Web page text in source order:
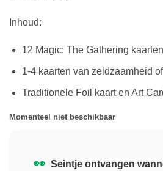
Inhoud:
12 Magic: The Gathering kaarten
1-4 kaarten van zeldzaamheid
Traditionele Foil kaart en Art
Momenteel niet beschikbaar
👀 Seintje ontvangen